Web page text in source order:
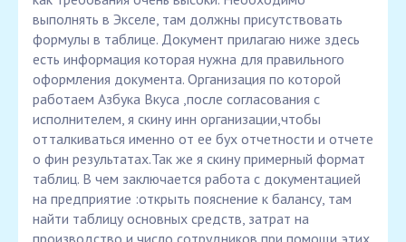
выполнять в Экселе, там должны присутствовать
формулы в таблице. Документ прилагаю ниже здесь
есть информация которая нужна для правильного
оформления документа. Организация по которой
работаем Азбука Вкуса ,после согласования с
исполнителем, я скину инн организации,чтобы
отталкиваться именно от ее бух отчетности и отчете
о фин результатах.Так же я скину примерный формат
таблиц. В чем заключается работа с документацией
на предприятие :открыть пояснение к балансу, там
найти таблицу основных средств, затрат на